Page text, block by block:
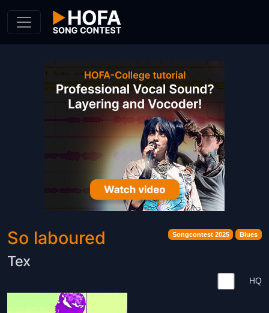
Songcontest 2025 Blues
So laboured
Tex
HQ